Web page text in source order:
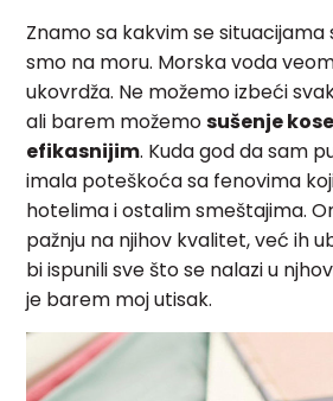
Znamo sa kakvim se
smo na moru. Morska voda
ukovrdža. Ne možemo izbeći
ali barem možemosušenje
efikasnijim. Kuda god da sam
imala poteškoća sa fenovima
hotelima i ostalim smeštajima.
pažnju na njihov kvalitet, već ih
bi ispunili sve što se nalazi u
je barem moj utisak.